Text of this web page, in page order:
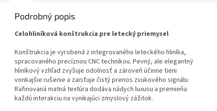
Podrobný popis
Celohliníková konštrukcia pre letecký priemysel
Konštrukcia je vyrobená z integrovaného leteckého hliníka,
spracovaného precíznou CNC technikou. Pevný, ale elegantný
hliníkový vzhľad zvyšuje odolnosť a zároveň účinne tieni
vonkajšie rušenie a zaisťuje čistý prenos zvukového signálu.
Rafinovaná matná textúra dodáva nádych luxusu a premieňa
každú interakciu na vynikajúci zmyslový zážitok.